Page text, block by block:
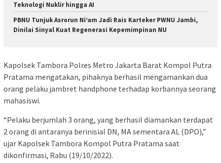
Teknologi Nuklir hingga AI
PBNU Tunjuk Asrorun Ni’am Jadi Rais Karteker PWNU Jambi,
Dinilai Sinyal Kuat Regenerasi Kepemimpinan NU
Kapolsek Tambora Polres Metro Jakarta Barat Kompol Putra
Pratama mengatakan, pihaknya berhasil mengamankan dua
orang pelaku jambret handphone terhadap korbannya seorang
mahasiswi.
“Pelaku berjumlah 3 orang, yang berhasil diamankan terdapat
2 orang di antaranya berinisial DN, MA sementara AL (DPO),”
ujar Kapolsek Tambora Kompol Putra Pratama saat
dikonfirmasi, Rabu (19/10/2022).